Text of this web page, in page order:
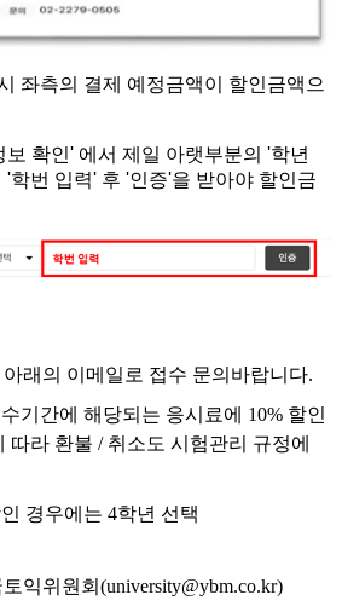
좌측의 결제 예정금액이 할인금액으
확인' 에서 제일 아랫부분의 '학년
학번 입력' 후 '인증'을 받아야 할인금
래의 이메일로 접수 문의바랍니다.
기간에 해당되는 응시료에 10% 할인
따라 환불 / 취소도 시험관리 규정에
경우에는 4학년 선택
익위원회(university@ybm.co.kr)